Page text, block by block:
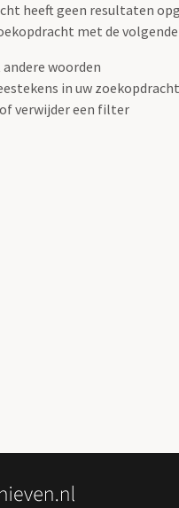
heeft geen resultaten
met de
woorden
in uw
verwijder een filter